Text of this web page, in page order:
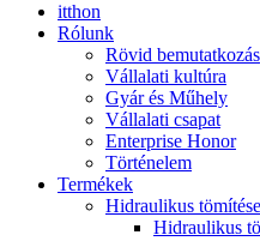
itthon
Rólunk
Rövid bemutatkozás
Vállalati kultúra
Gyár és Műhely
Vállalati csapat
Enterprise Honor
Történelem
Termékek
Hidraulikus
Hidraulikus